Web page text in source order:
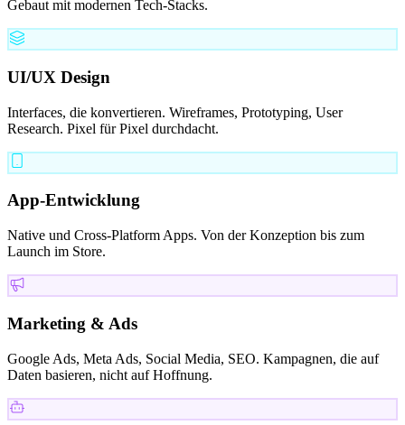
Gebaut mit modernen Tech-Stacks.
UI/UX Design
Interfaces, die konvertieren. Wireframes, Prototyping, User
Research. Pixel für Pixel durchdacht.
App-Entwicklung
Native und Cross-Platform Apps. Von der Konzeption bis zum
Launch im Store.
Marketing & Ads
Google Ads, Meta Ads, Social Media, SEO. Kampagnen, die auf
Daten basieren, nicht auf Hoffnung.